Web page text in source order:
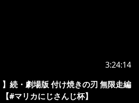
3:24:14
】続・劇場版 付け焼きの刃 無限走編
#マリカにじさんじ杯】